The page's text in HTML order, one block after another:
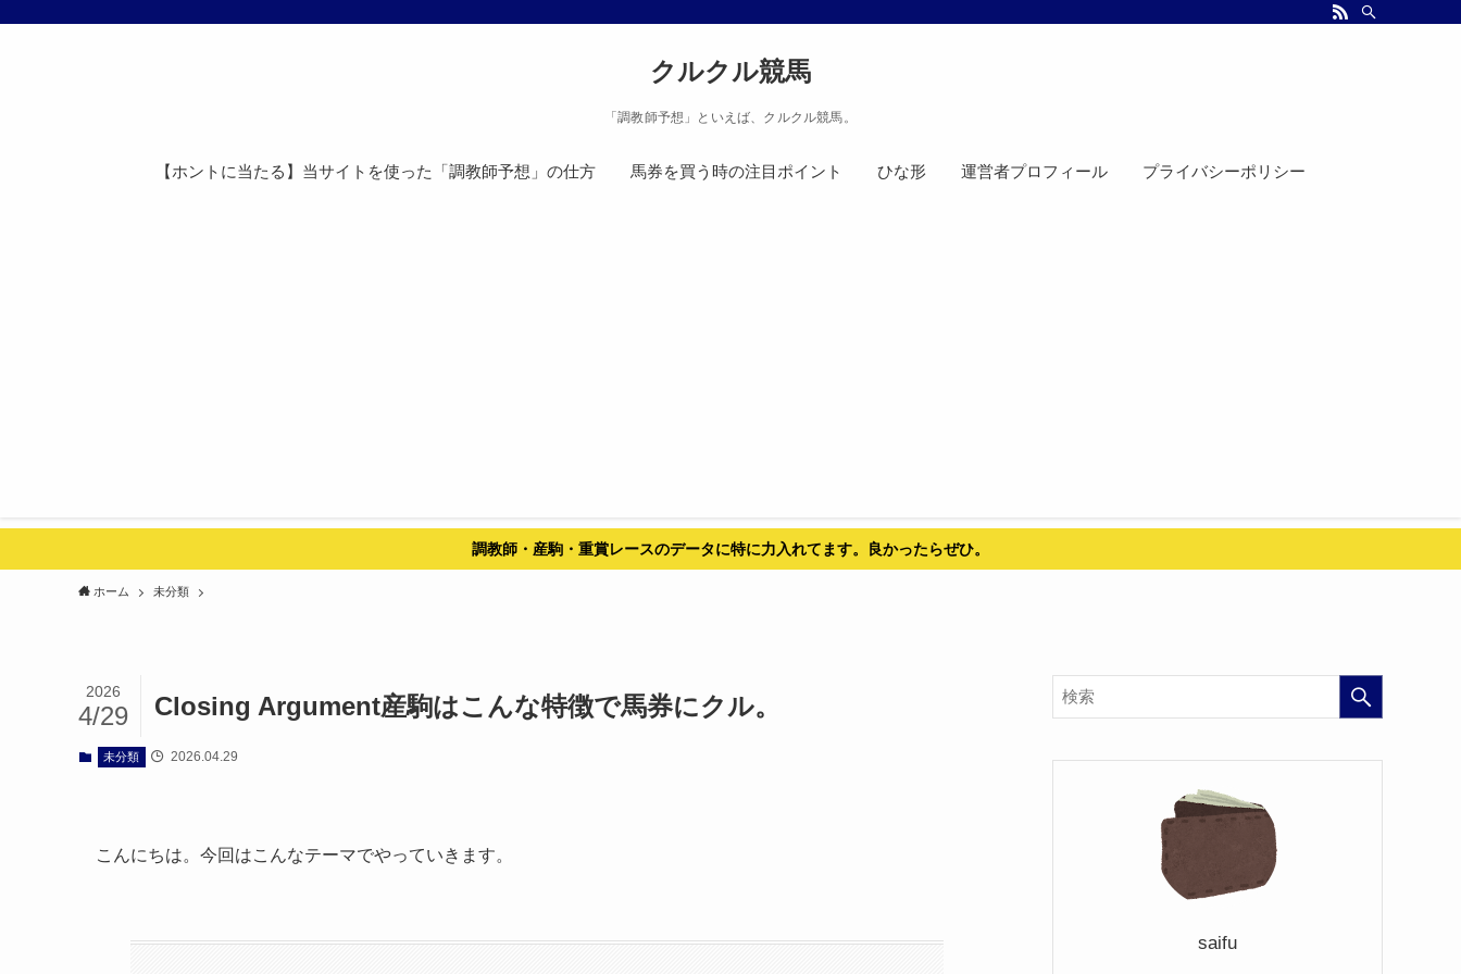
クルクル競馬
「調教師予想」といえば、クルクル競馬。
【ホントに当たる】当サイトを使った「調教師予想」の仕方 馬券を買う時の注目ポイント ひな形 運営者プロフィール プライバシーポリシー
調教師・産駒・重賞レースのデータに特に力入れてます。良かったらぜひ。
ホーム 未分類
Closing Argument産駒はこんな特徴で馬券にクル。
2026
4/29
未分類 2026.04.29
こんにちは。今回はこんなテーマでやっていきます。
saifu